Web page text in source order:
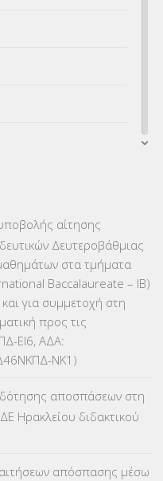
ΓΛΩΣΣΟΜΑΘΕΙΑΣ(135)
αίτησης
Δευτεροβάθμιας
στα τμήματα
Baccalaureate – IB)
για συμμετοχή στη
προς τις
ΕΙ6, ΑΔΑ:
ΝΚ1)
αποσπάσεων στη
Ηρακλείου διδακτικού
απόσπασης μέσω